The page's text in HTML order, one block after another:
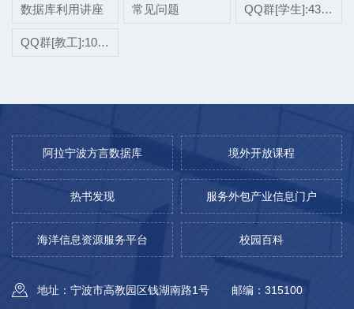
数据库利用讲座 常见问题 QQ群[学生]:437507696
QQ群[教工]:1038697975
阿拉宁波方言数据库 境外开放课程
热书发现 服务外包产业信息门户
海洋信息资源服务平台 校园百科
地址：宁波市高教园区钱湖南路1号
邮编：315100